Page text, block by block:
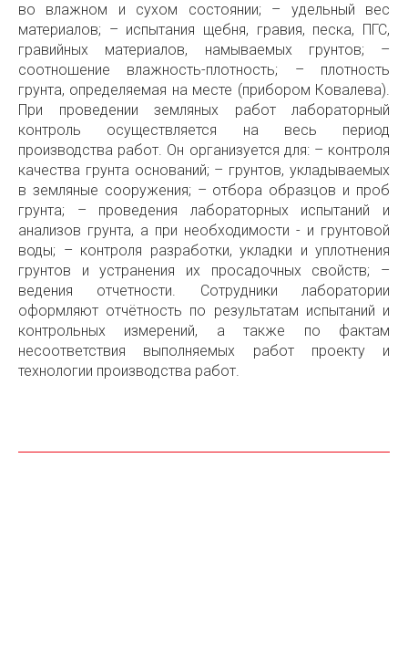
во влажном и сухом состоянии; – удельный вес
материалов; – испытания щебня, гравия, песка, ПГС,
гравийных материалов, намываемых грунтов; –
соотношение влажность-плотность; – плотность
грунта, определяемая на месте (прибором Ковалева).
При проведении земляных работ лабораторный
контроль осуществляется на весь период
производства работ. Он организуется для: – контроля
качества грунта оснований; – грунтов, укладываемых
в земляные сооружения; – отбора образцов и проб
грунта; – проведения лабораторных испытаний и
анализов грунта, а при необходимости - и грунтовой
воды; – контроля разработки, укладки и уплотнения
грунтов и устранения их просадочных свойств; –
ведения отчетности. Сотрудники лаборатории
оформляют отчётность по результатам испытаний и
контрольных измерений, а также по фактам
несоответствия выполняемых работ проекту и
технологии производства работ.